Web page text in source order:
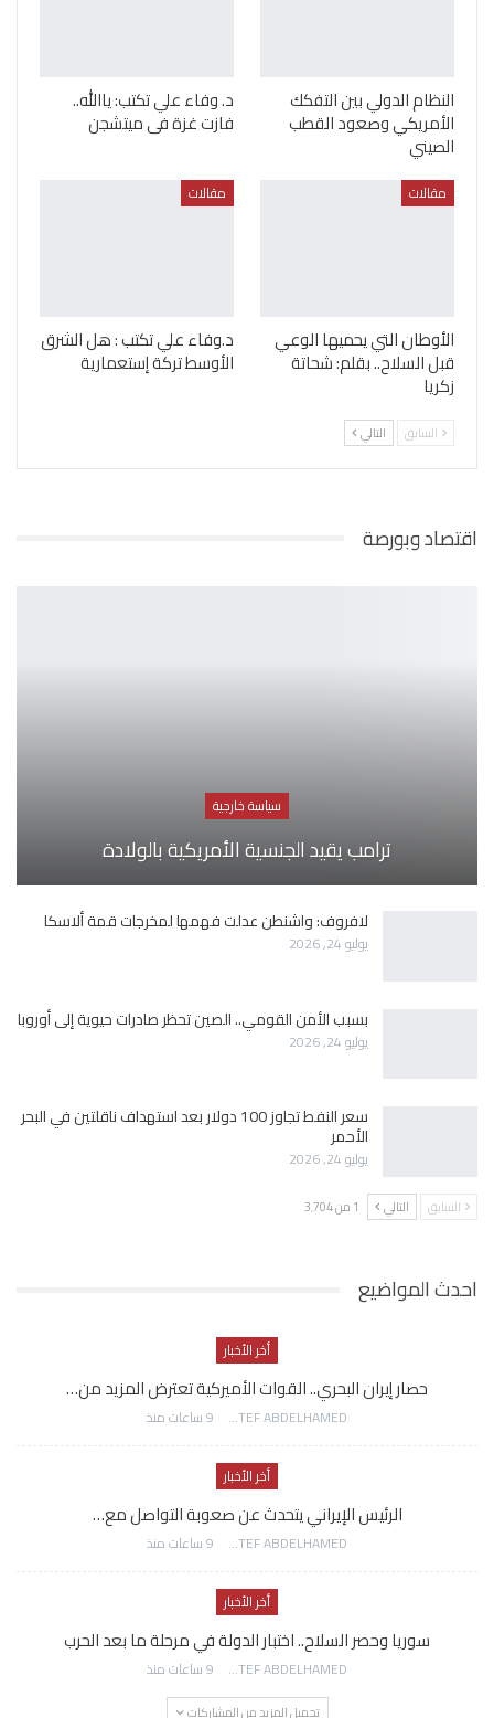
النظام الدولي بين التفكك
الأمريكي وصعود القطب
الصيني
د. وفاء علي تكتب: ياالله..
فازت غزة فى ميتشجن
مقالات
الأوطان التي يحميها الوعي
قبل السلاح.. بقلم: شحاتة
زكريا
مقالات
د.وفاء علي تكتب : هل الشرق
الأوسط تركة إستعمارية
السابق التالي
اقتصاد وبورصة
سياسة خارجية
ترامب يقيد الجنسية الأمريكية بالولادة
لافروف: واشنطن عدلت فهمها لمخرجات قمة ألاسكا
يوليو 24, 2026
بسبب الأمن القومي.. الصين تحظر صادرات حيوية إلى أوروبا
يوليو 24, 2026
سعر النفط تجاوز 100 دولار بعد استهداف ناقلتين في البحر
الأحمر
يوليو 24, 2026
السابق التالي 1 من 3٬704
احدث المواضيع
أخر الأخبار
حصار إيران البحري.. القوات الأميركية تعترض المزيد من…
AWATEF ABDELHAMED 9 ساعات منذ
أخر الأخبار
الرئيس الإيراني يتحدث عن صعوبة التواصل مع…
AWATEF ABDELHAMED 9 ساعات منذ
أخر الأخبار
سوريا وحصر السلاح.. اختبار الدولة في مرحلة ما بعد الحرب
AWATEF ABDELHAMED 9 ساعات منذ
تحميل المزيد من المشاركات